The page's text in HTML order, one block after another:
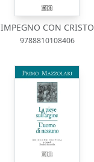
IMPEGNO CON CRISTO
9788810108406